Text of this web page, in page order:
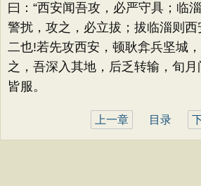
曰：“西安闻吾攻，必严守具；临
警扰，攻之，必立拔；拔临淄则
二也!若先攻西安，顿耿弇兵坚城
之，吾深入其地，后乏转输，旬月
皆服。
上一章 目录